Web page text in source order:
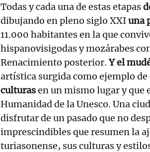
Todas y cada una de estas etapas
dibujando en pleno siglo XXIuna
11.000 habitantes en la que
hispanovisigodas y mozárabes
Renacimiento posterior.Y el
artística surgida como ejemplo de
culturasen un mismo lugar y que
Humanidad de la Unesco. Una
disfrutar de un pasado que no
imprescindibles que resumen la
turiasonense, sus culturas y